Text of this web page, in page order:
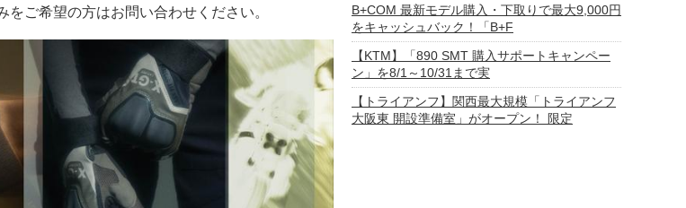
ご希望の方はお問い合わせください。
B+COM 最新モデル購入・下取りで最大9,000円
をキャッシュバック！「B+F
【KTM】「890 SMT 購入サポートキャンペー
ン」を8/1～10/31まで実
【トライアンフ】関西最大規模「トライアンフ
大阪東 開設準備室」がオープン！ 限定